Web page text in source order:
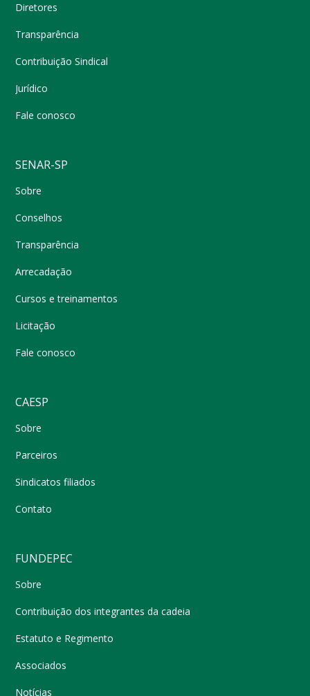
Diretores
Transparência
Contribuição Sindical
Jurídico
Fale conosco
SENAR-SP
Sobre
Conselhos
Transparência
Arrecadação
Cursos e treinamentos
Licitação
Fale conosco
CAESP
Sobre
Parceiros
Sindicatos filiados
Contato
FUNDEPEC
Sobre
Contribuição dos integrantes da cadeia
Estatuto e Regimento
Associados
Notícias